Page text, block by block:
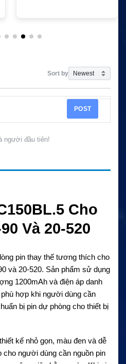
Sort by
POST
người đầu tiên!
Cho
Và 20-520
pin thay thế tương thích cho
và 20-520. Sản phẩm sử dụng
1200mAh và điện áp danh
hợp khi người dùng cần
bị pin dự phòng cho thiết bị
kế nhỏ gọn, màu đen và dễ
cho người dùng cần nguồn pin